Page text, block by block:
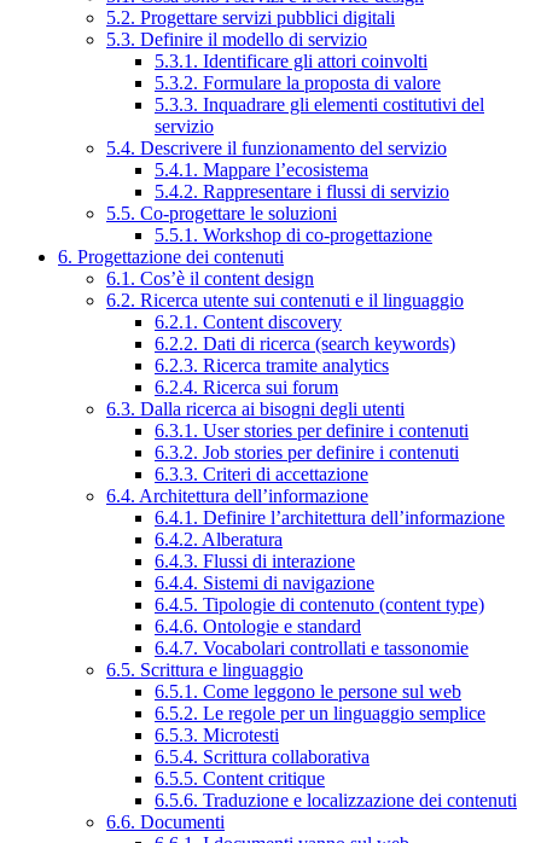
5.2. Progettare servizi pubblici digitali
5.3. Definire il modello di servizio
5.3.1. Identificare gli attori coinvolti
5.3.2. Formulare la proposta di valore
5.3.3. Inquadrare gli elementi costitutivi del
servizio
5.4. Descrivere il funzionamento del servizio
5.4.1. Mappare l’ecosistema
5.4.2. Rappresentare i flussi di servizio
5.5. Co-progettare le soluzioni
5.5.1. Workshop di co-progettazione
6. Progettazione dei contenuti
6.1. Cos’è il content design
6.2. Ricerca utente sui contenuti e il linguaggio
6.2.1. Content discovery
6.2.2. Dati di ricerca (search keywords)
6.2.3. Ricerca tramite analytics
6.2.4. Ricerca sui forum
6.3. Dalla ricerca ai bisogni degli utenti
6.3.1. User stories per definire i contenuti
6.3.2. Job stories per definire i contenuti
6.3.3. Criteri di accettazione
6.4. Architettura dell’informazione
6.4.1. Definire l’architettura dell’informazione
6.4.2. Alberatura
6.4.3. Flussi di interazione
6.4.4. Sistemi di navigazione
6.4.5. Tipologie di contenuto (content type)
6.4.6. Ontologie e standard
6.4.7. Vocabolari controllati e tassonomie
6.5. Scrittura e linguaggio
6.5.1. Come leggono le persone sul web
6.5.2. Le regole per un linguaggio semplice
6.5.3. Microtesti
6.5.4. Scrittura collaborativa
6.5.5. Content critique
6.5.6. Traduzione e localizzazione dei contenuti
6.6. Documenti